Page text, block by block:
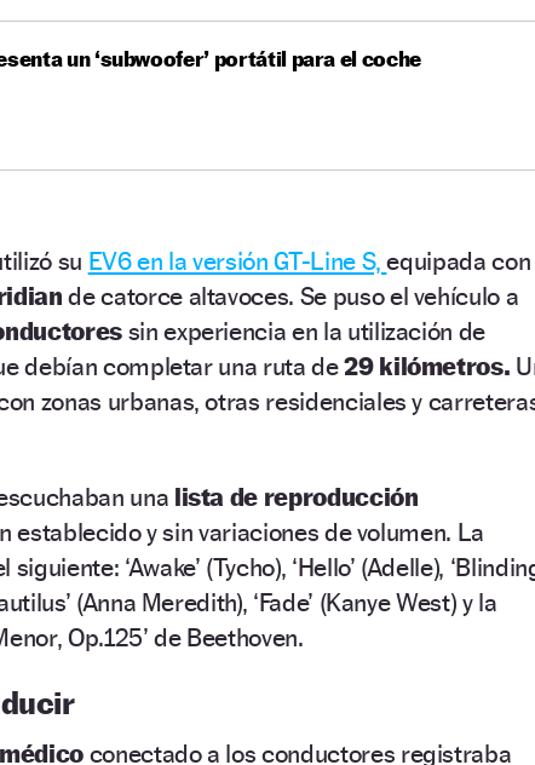
un ‘subwoofer’ portátil para el coche
su EV6 en la versión GT-Line S,equipada con
de catorce altavoces. Se puso el vehículo a
sin experiencia en la utilización de
debían completar una ruta de29 kilómetros.
zonas urbanas, otras residenciales y
una lista de reproducción
establecido y sin variaciones de volumen. La
siguiente: ‘Awake’ (Tycho), ‘Hello’ (Adelle),
(Anna Meredith), ‘Fade’ (Kanye West) y la
Op.125’ de Beethoven.
conectado a los conductores registraba